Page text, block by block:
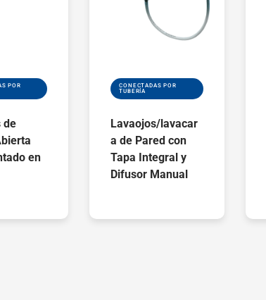
POR
de
en
CONECTADAS POR
TUBERÍA
Lavaojos/lavacar
a de Pared con
Tapa Integral y
Difusor Manual